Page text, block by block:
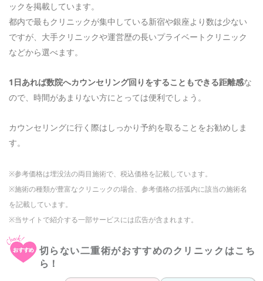
ックを掲載しています。
都内で最もクリニックが集中している新宿や銀座より数は少ない
ですが、大手クリニックや運営歴の長いプライベートクリニック
などから選べます。
1日あれば数院へカウンセリング回りをすることもできる距離感な
ので、時間があまりない方にとっては便利でしょう。
カウンセリングに行く際はしっかり予約を取ることをお勧めしま
す。
※参考価格は埋没法の両目施術で、税込価格を記載しています。
※施術の種類が豊富なクリニックの場合、参考価格の括弧内に該当の施術名
を記載しています。
※当サイトで紹介する一部サービスには広告が含まれます。
切らない二重術がおすすめのクリニックはこち
ら！